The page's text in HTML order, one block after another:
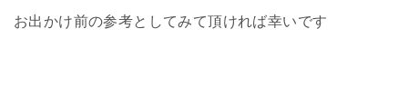
お出かけ前の参考としてみて頂ければ幸いです